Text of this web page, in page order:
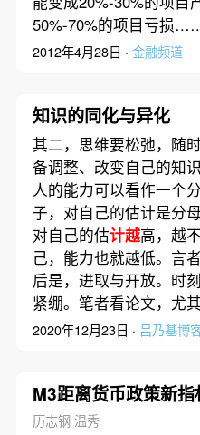
50%-70%的项目亏损
2012年4月28日 · 金融频道
知识的同化与异化
其二，思维要松弛，随
备调整、改变自己的知
人的能力可以看作一个
子，对自己的估计是分
对自己的估计越高，越
己，能力也就越低。言
后是，进取与开放。时
紧绷。笔者看论文，
2020年12月23日 · 吕乃基博
M3距离货币政策新指
历志钢 温秀